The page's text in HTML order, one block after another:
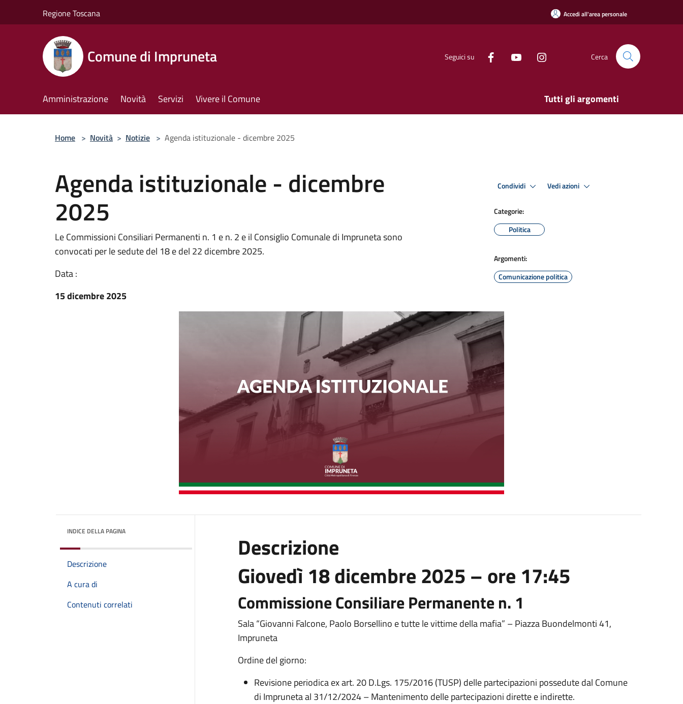
Regione Toscana Accedi all'area personale
Comune di Impruneta Seguici su Cerca
Amministrazione Novità Servizi Vivere il Comune Tutti gli argomenti
Home > Novità > Notizie > Agenda istituzionale - dicembre 2025
Agenda istituzionale - dicembre
2025
Le Commissioni Consiliari Permanenti n. 1 e n. 2 e il Consiglio Comunale di Impruneta sono
convocati per le sedute del 18 e del 22 dicembre 2025.
Data :
15 dicembre 2025
Condividi Vedi azioni
Categorie:
Politica
Argomenti:
Comunicazione politica
INDICE DELLA PAGINA
Descrizione
A cura di
Contenuti correlati
Descrizione
Giovedì 18 dicembre 2025 – ore 17:45
Commissione Consiliare Permanente n. 1
Sala “Giovanni Falcone, Paolo Borsellino e tutte le vittime della mafia” – Piazza Buondelmonti 41,
Impruneta
Ordine del giorno:
Revisione periodica ex art. 20 D.Lgs. 175/2016 (TUSP) delle partecipazioni possedute dal Comune
di Impruneta al 31/12/2024 – Mantenimento delle partecipazioni dirette e indirette.